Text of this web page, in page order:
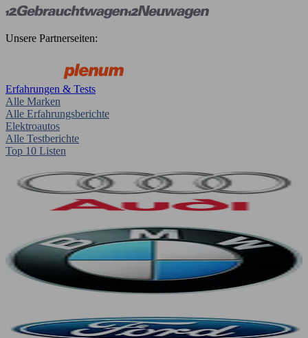
Unsere Partnerseiten:
Erfahrungen & Tests
Alle Marken
Alle Erfahrungsberichte
Elektroautos
Alle Testberichte
Top 10 Listen